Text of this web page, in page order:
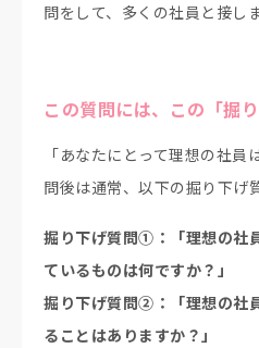
問をして、多くの社員と接し
この質問には、この「掘
「あなたにとって理想の社
問後は通常、以下の掘り下げ
掘り下げ質問①：「理想の社
ているものは何ですか？」
掘り下げ質問②：「理想の社
ることはありますか？」